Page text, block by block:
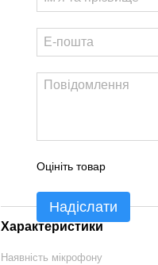
Оцініть товар
Надіслати
Характеристики
Наявність мікрофону